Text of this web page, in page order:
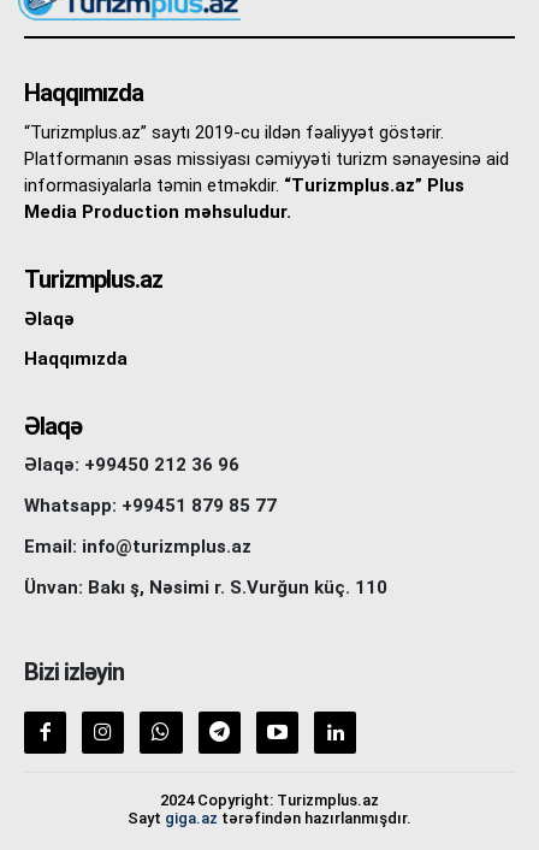
Haqqımızda
“Turizmplus.az” saytı 2019-cu ildən fəaliyyət göstərir.
Platformanın əsas missiyası cəmiyyəti turizm sənayesinə aid
informasiyalarla təmin etməkdir. “Turizmplus.az” Plus
Media Production məhsuludur.
Turizmplus.az
Əlaqə
Haqqımızda
Əlaqə
Əlaqə: +99450 212 36 96
Whatsapp: +99451 879 85 77
Email: info@turizmplus.az
Ünvan: Bakı ş, Nəsimi r. S.Vurğun küç. 110
Bizi izləyin
2024 Copyright: Turizmplus.az
Sayt giga.az tərəfindən hazırlanmışdır.